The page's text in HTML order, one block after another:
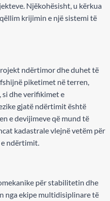
Njëkohësisht, u kërkua
krijimin e një sistemi të
ndërtimor dhe duhet të
piketimet në terren,
si dhe verifikimet e
gjatë ndërtimit është
e devijimeve që mund të
kadastrale vlejnë vetëm për
e ndërtimit.
për stabilitetin dhe
nga ekipe multidisiplinare të